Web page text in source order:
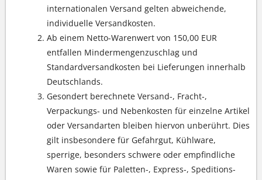
internationalen Versand gelten abweichende,
individuelle Versandkosten.
Ab einem Netto-Warenwert von 150,00 EUR
entfallen Mindermengenzuschlag und
Standardversandkosten bei Lieferungen innerhalb
Deutschlands.
Gesondert berechnete Versand-, Fracht-,
Verpackungs- und Nebenkosten für einzelne Artikel
oder Versandarten bleiben hiervon unberührt. Dies
gilt insbesondere für Gefahrgut, Kühlware,
sperrige, besonders schwere oder empfindliche
Waren sowie für Paletten-, Express-, Speditions-